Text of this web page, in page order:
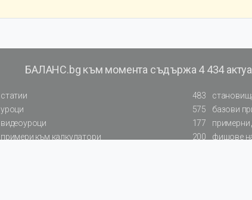
БАЛАНС.bg към момента съдържа 4 434
статии 483
уроци 575 базови
видеоуроци 177 примерни
примери към калкулатори 200 фишове